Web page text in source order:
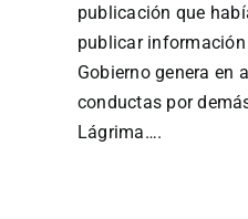
publicación que
publicar
Gobierno genera en
conductas por
Lágrima….